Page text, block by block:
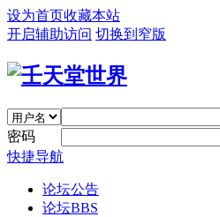
设为首页收藏本站
开启辅助访问 切换到窄版
密码
快捷导航
论坛公告
论坛BBS